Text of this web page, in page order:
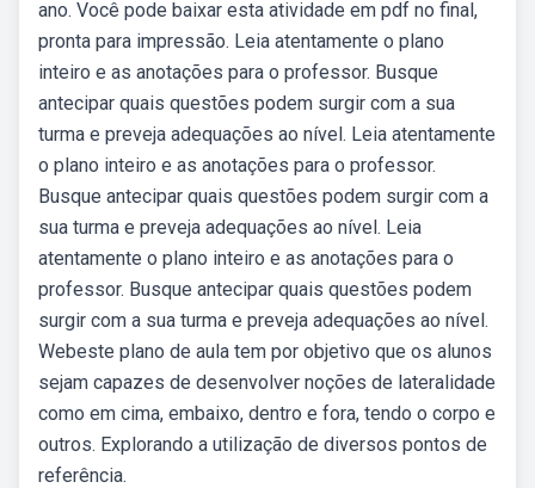
ano. Você pode baixar esta atividade em pdf no final,
pronta para impressão. Leia atentamente o plano
inteiro e as anotações para o professor. Busque
antecipar quais questões podem surgir com a sua
turma e preveja adequações ao nível. Leia atentamente
o plano inteiro e as anotações para o professor.
Busque antecipar quais questões podem surgir com a
sua turma e preveja adequações ao nível. Leia
atentamente o plano inteiro e as anotações para o
professor. Busque antecipar quais questões podem
surgir com a sua turma e preveja adequações ao nível.
Webeste plano de aula tem por objetivo que os alunos
sejam capazes de desenvolver noções de lateralidade
como em cima, embaixo, dentro e fora, tendo o corpo e
outros. Explorando a utilização de diversos pontos de
referência.